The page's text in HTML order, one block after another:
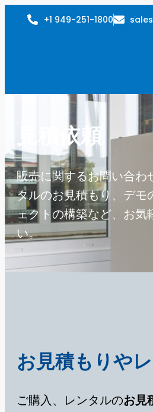
+1 949-251-1800
見積依頼
販売に関するお問い合わ
タルのお見積もり、デモ
ェクトの構築など、お気
い。
お見積もりや
ご購入、レンタルのお見